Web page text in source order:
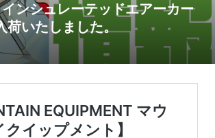
ンシュレーテッドエアーカー
荷いたしました。